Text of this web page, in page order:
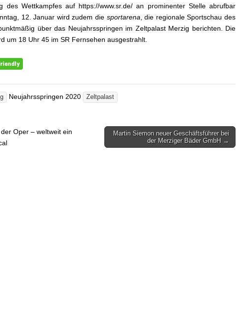
des Wettkampfes auf https://www.sr.de/ an prominenter Stelle abrufbar
12. Januar wird zudem die sportarena, die regionale Sportschau des
über das Neujahrsspringen im Zeltpalast Merzig berichten. Die
um 18 Uhr 45 im SR Fernsehen ausgestrahlt.
Neujahrsspringen 2020 Zeltpalast
Oper – weltweit ein
Martin Siemon neuer Geschäftsführer bei
der Merziger Bäder GmbH →